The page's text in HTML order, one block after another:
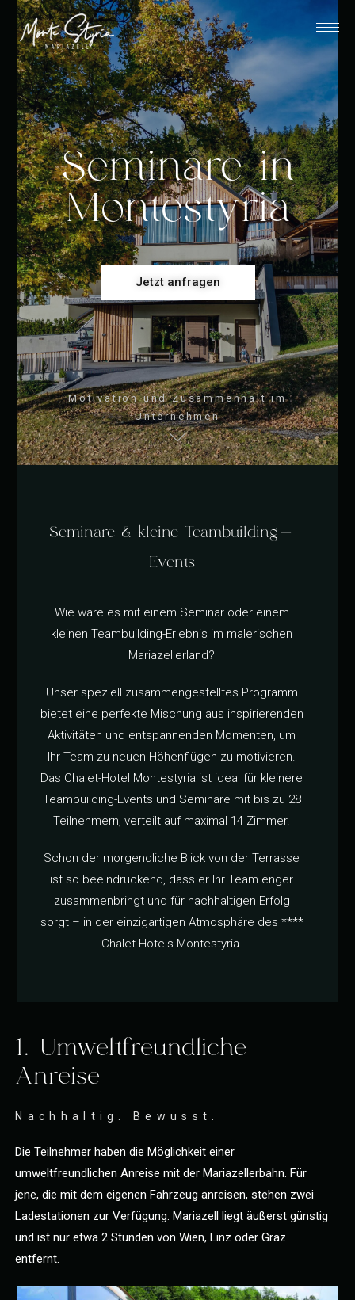
Seminare in
Montestyria
Jetzt anfragen
Motivation und Zusammenhalt im
Unternehmen
Seminare & kleine Teambuilding-
Events
Wie wäre es mit einem Seminar oder einem
kleinen Teambuilding-Erlebnis im malerischen
Mariazellerland?
Unser speziell zusammengestelltes Programm
bietet eine perfekte Mischung aus inspirierenden
Aktivitäten und entspannenden Momenten, um
Ihr Team zu neuen Höhenflügen zu motivieren.
Das Chalet-Hotel Montestyria ist ideal für kleinere
Teambuilding-Events und Seminare mit bis zu 28
Teilnehmern, verteilt auf maximal 14 Zimmer.
Schon der morgendliche Blick von der Terrasse
ist so beeindruckend, dass er Ihr Team enger
zusammenbringt und für nachhaltigen Erfolg
sorgt – in der einzigartigen Atmosphäre des ****
Chalet-Hotels Montestyria.
1. Umweltfreundliche
Anreise
Nachhaltig. Bewusst.
Die Teilnehmer haben die Möglichkeit einer
umweltfreundlichen Anreise mit der Mariazellerbahn. Für
jene, die mit dem eigenen Fahrzeug anreisen, stehen zwei
Ladestationen zur Verfügung. Mariazell liegt äußerst günstig
und ist nur etwa 2 Stunden von Wien, Linz oder Graz
entfernt.